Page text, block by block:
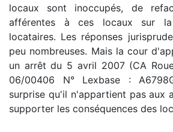
locaux sont inoccupés, de
afférentes à ces locaux sur
locataires. Les réponses
peu nombreuses. Mais la cour
un arrêt du 5 avril 2007 (CA
06/00406 N° Lexbase :
surprise qu'il n'appartient pas aux
supporter les conséquences des